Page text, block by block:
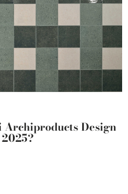
Design